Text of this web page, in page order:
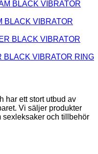
BLACK VIBRATOR
BLACK VIBRATOR RING
har ett stort utbud av
Vi säljer produkter
sexleksaker och tillbehör